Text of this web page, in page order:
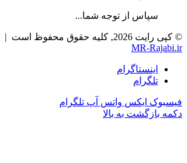
سپاس از توجه شما...
© کپی رایت 2026, کلیه حقوق محفوظ است |
MR-Rajabi.ir
اینستاگرام
تلگرام
فیسبوک ایکس واتس آپ تلگرام
دکمه بازگشت به بالا